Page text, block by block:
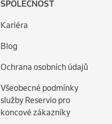
SPOLEČNOST
Kariéra
Blog
Ochrana osobních údajů
Všeobecné podmínky
služby Reservio pro
koncové zákazníky